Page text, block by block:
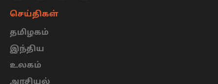
செய்திகள்
தமிழகம்
இந்திய
உலகம்
அரசியல்